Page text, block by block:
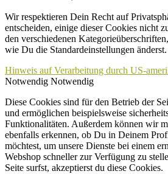
Wir respektieren Dein Recht auf
entscheiden, einige dieser Cookies nicht
den verschiedenen
wie Du die Standardeinstellungen änderst.
Hinweis auf Verarbeitung durch US-
Notwendig Notwendig
Diese Cookies sind für den Betrieb der
und ermöglichen beispielsweise
Funktionalitäten. Außerdem können wir
ebenfalls erkennen, ob Du in Deinem
möchtest, um unsere Dienste bei einem
Webshop schneller zur Verfügung zu
Seite surfst, akzeptierst du diese Cookies.